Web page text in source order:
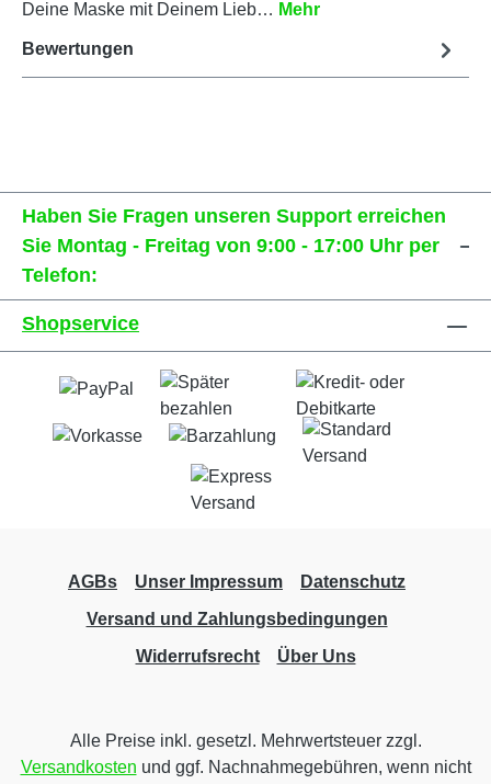
Deine Maske mit Deinem Lieb… Mehr
Bewertungen
Haben Sie Fragen unseren Support erreichen
Sie Montag - Freitag von 9:00 - 17:00 Uhr per
Telefon:
Shopservice
AGBs Unser Impressum
Datenschutz
Versand und Zahlungsbedingungen
Widerrufsrecht
Über Uns
Alle Preise inkl. gesetzl. Mehrwertsteuer zzgl.
Versandkosten und ggf. Nachnahmegebühren, wenn nicht